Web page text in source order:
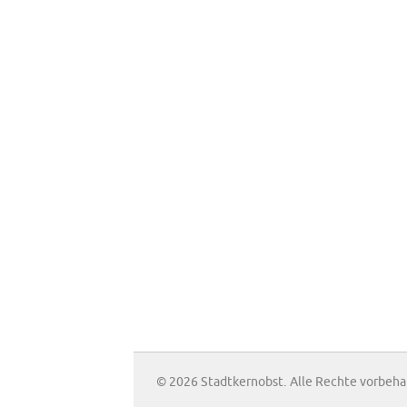
© 2026 Stadtkernobst. Alle Rechte